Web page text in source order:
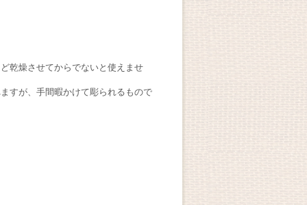
乾燥させてからでないと使えませ
すが、手間暇かけて彫られるもので